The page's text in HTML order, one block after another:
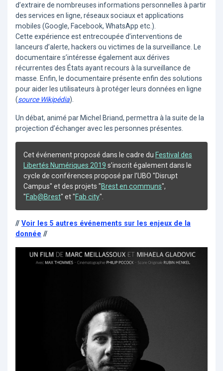
d’extraire de nombreuses informations personnelles à partir
des services en ligne, réseaux sociaux et applications
mobiles (Google, Facebook, WhatsApp etc.).
Cette expérience est entrecoupée d’interventions de
lanceurs d’alerte, hackers ou victimes de la surveillance. Le
documentaire s’intéresse également aux dérives
récurrentes des États ayant recours à la surveillance de
masse. Enfin, le documentaire présente enfin des solutions
pour aider les utilisateurs à protéger leurs données en ligne
(source Wikipédia).
Un débat, animé par Michel Briand, permettra à la suite de la
projection d’échanger avec les personnes présentes.
Cet événement proposé dans le cadre du Festival des
Libertés Numériques 2019 s’inscrit également dans le
cycle de conférences proposé par l’UBO "Disrupt
Campus" et des projets "Brest en communs",
"Fab@Brest" et "Fab city".
// Voir les 5 autres événements sur les enjeux de la
donnée //